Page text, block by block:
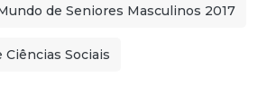
de Seniores Masculinos 2017
Ciências Sociais